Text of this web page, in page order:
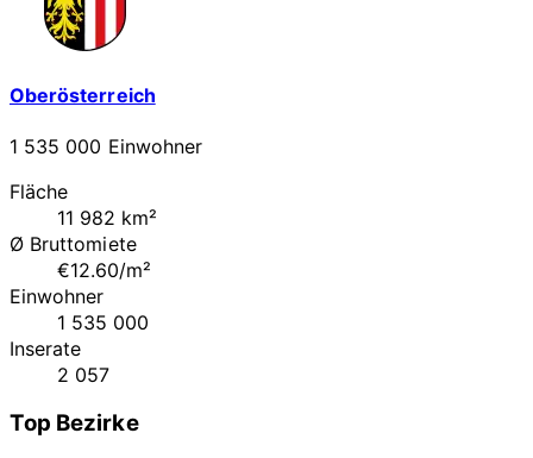
Oberösterreich
1 535 000 Einwohner
Fläche
11 982 km²
Ø Bruttomiete
€12.60/m²
Einwohner
1 535 000
Inserate
2 057
Top Bezirke